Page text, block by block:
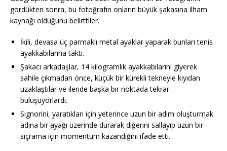
gördükten sonra, bu fotoğrafın onların büyük şakasına ilham
kaynağı olduğunu belirttiler.
İkili, devasa üç parmaklı metal ayaklar yaparak bunları tenis
ayakkabılarına taktı.
Şakacı arkadaşlar, 14 kilogramlık ayakkabılarını giyerek
sahile çıkmadan önce, küçük bir kürekli tekneyle kıyıdan
uzaklaştılar ve ileride başka bir noktada tekrar
buluşuyorlardı.
Signorini, yaratıkları için yeterince uzun bir adım oluşturmak
adına bir ayağı üzerinde durarak diğerini sallayıp uzun bir
sıçrama için momentum kazandığını ifade etti.